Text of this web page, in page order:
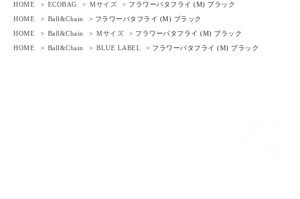
HOME > ECOBAG > Mサイズ
> フラワーバタフライ (M) ブラック
HOME
> Ball&Chain
> フラワーバタフライ (M) ブラック
HOME
> Ball&Chain > Mサイズ
> フラワーバタフライ (M) ブラック
HOME
> Ball&Chain > BLUE LABEL > フラワーバタフライ (M) ブラック